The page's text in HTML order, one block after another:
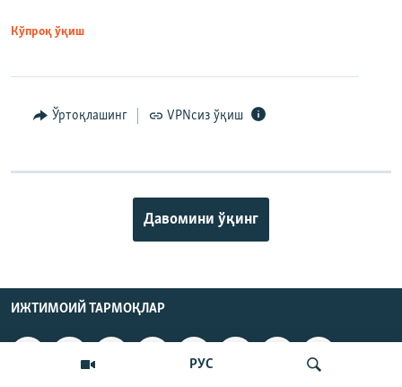
РУС
Кўпроқ ўқиш
Ўртоқлашинг VPNсиз ўқиш
Давомини ўқинг
ИЖТИМОИЙ ТАРМОҚЛАР